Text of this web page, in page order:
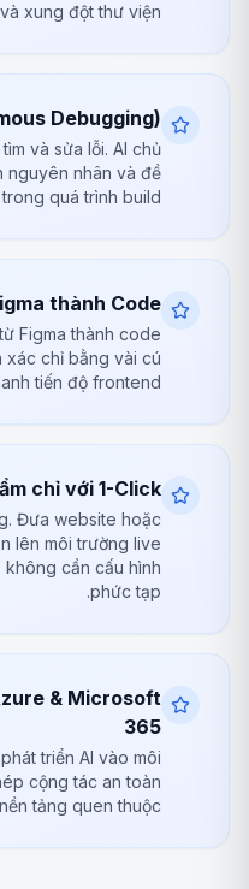
xung đột thư viện.
Debugging)
và sửa lỗi. AI chủ
nguyên nhân và đề
quá trình build.
thành Code
Figma thành code
xác chỉ bằng vài cú
tiến độ frontend.
chỉ với 1-Click
Đưa website hoặc
lên môi trường live
cần cấu hình
phức tạp.
& Microsoft
365
triển AI vào môi
cộng tác an toàn
tảng quen thuộc.